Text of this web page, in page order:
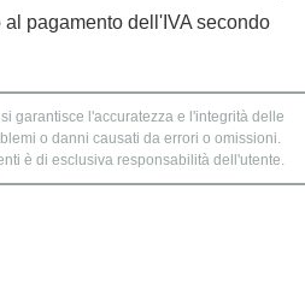
pagamento dell'IVA secondo
garantisce l'accuratezza e l'integrità delle
o danni causati da errori o omissioni.
è di esclusiva responsabilità dell'utente.